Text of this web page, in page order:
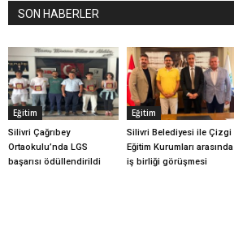
SON HABERLER
Eğitim
Silivri Çağrıbey
Ortaokulu’nda LGS
başarısı ödüllendirildi
Eğitim
Silivri Belediyesi ile Çizgi
Eğitim Kurumları arasında
iş birliği görüşmesi